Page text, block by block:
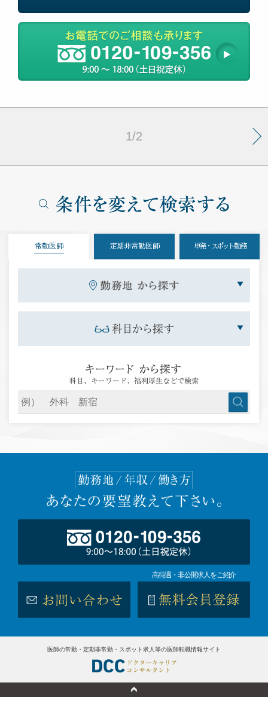
1/2 »
常勤医師 定期非常勤医師 単発・スポット勤務
高待遇・非公開求人をご紹介
医師の常勤・定期非常勤・スポット求人等の医師転職情報サイト